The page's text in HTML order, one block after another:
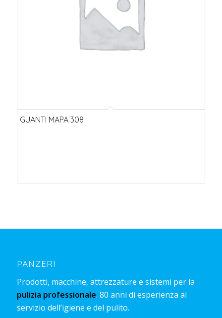
GUANTI MAPA 308
PANZERI
Prodotti, macchine, attrezzature e sistemi per la
pulizia professionale. 80 anni di esperienza al
servizio dell’igiene e del pulito.